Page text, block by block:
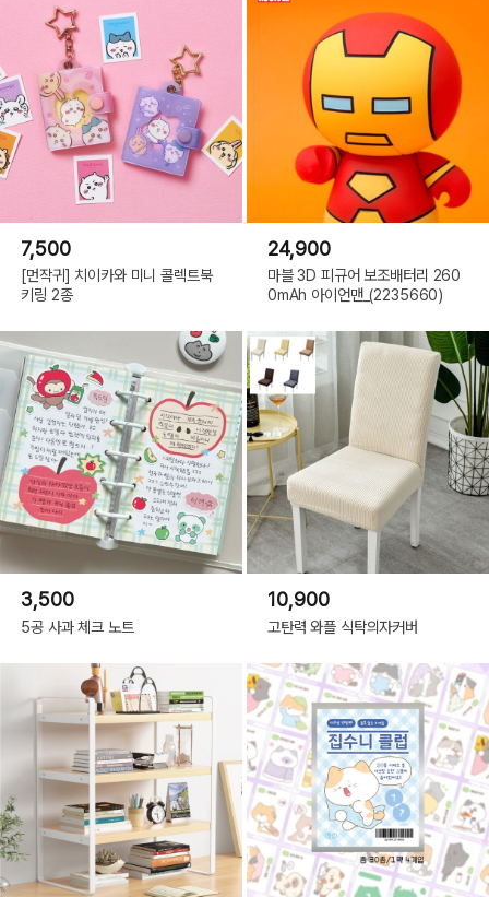
7,500
[먼작귀] 치이카와 미니 콜렉트북
키링 2종
24,900
마블 3D 피규어 보조배터리 260
0mAh 아이언맨_(2235660)
3,500
5공 사과 체크 노트
10,900
고탄력 와플 식탁의자커버